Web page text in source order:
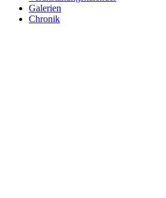
Galerien
Chronik